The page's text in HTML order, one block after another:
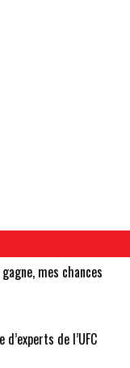
mes chances
de l’UFC